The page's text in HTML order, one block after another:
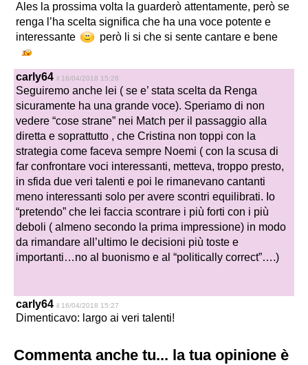
Ales la prossima volta la guarderò attentamente, però se
renga l’ha scelta significa che ha una voce potente e
interessante
però li si che si sente cantare e bene
carly64 il 16/04/2018 15:26
Seguiremo anche lei ( se e’ stata scelta da Renga
sicuramente ha una grande voce). Speriamo di non
vedere “cose strane” nei Match per il passaggio alla
diretta e soprattutto , che Cristina non toppi con la
strategia come faceva sempre Noemi ( con la scusa di
far confrontare voci interessanti, metteva, troppo presto,
in sfida due veri talenti e poi le rimanevano cantanti
meno interessanti solo per avere scontri equilibrati. Io
“pretendo” che lei faccia scontrare i più forti con i più
deboli ( almeno secondo la prima impressione) in modo
da rimandare all’ultimo le decisioni più toste e
importanti…no al buonismo e al “politically correct”….)
carly64 il 16/04/2018 15:27
Dimenticavo: largo ai veri talenti!
Commenta anche tu... la tua opinione è